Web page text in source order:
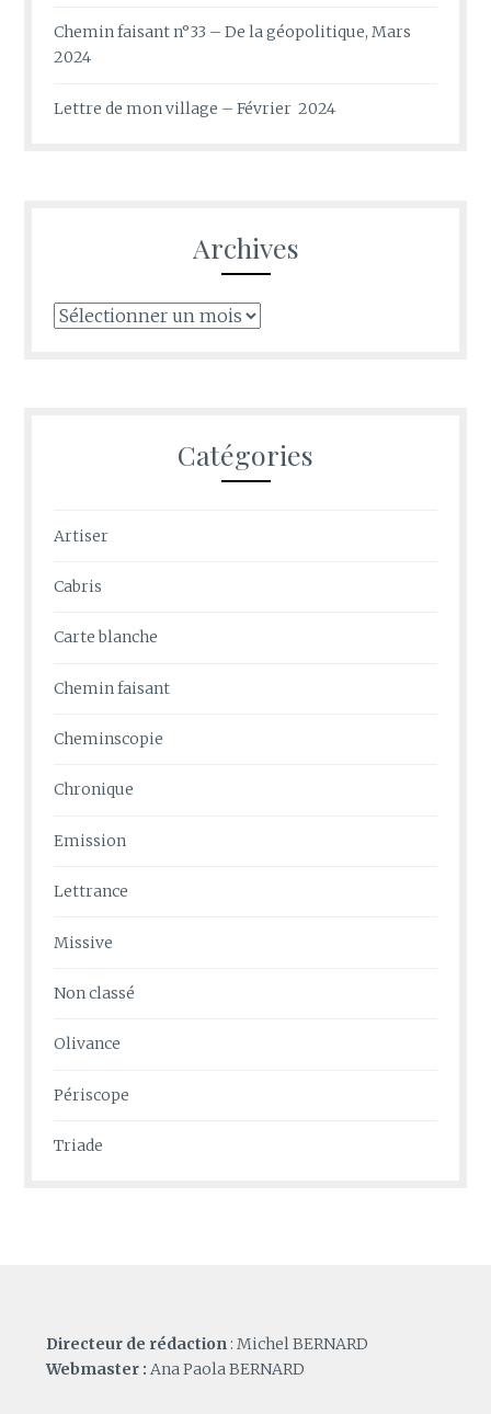
Chemin faisant n°33 – De la géopolitique, Mars
2024
Lettre de mon village – Février 2024
Archives
Catégories
Artiser
Cabris
Carte blanche
Chemin faisant
Cheminscopie
Chronique
Emission
Lettrance
Missive
Non classé
Olivance
Périscope
Triade
Directeur de rédaction : Michel BERNARD
Webmaster : Ana Paola BERNARD